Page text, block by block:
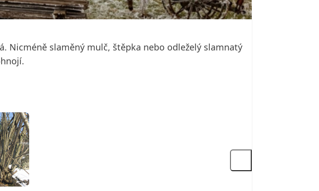
Nicméně slaměný mulč, štěpka nebo odleželý slamnatý